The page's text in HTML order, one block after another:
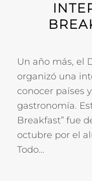
Un año más, el
organizó una
conocer países
gastronomía.
Breakfast” fue
octubre por el
Todo…